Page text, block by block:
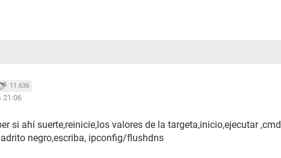
11.636
21:06
si ahí suerte,reinicie,los valores de la targeta,inicio,ejecutar ,cmd
negro,escriba, ipconfig/flushdns